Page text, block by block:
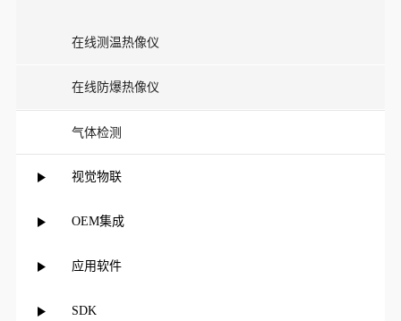
在线测温热像仪
在线防爆热像仪
气体检测
视觉物联
OEM集成
应用软件
SDK